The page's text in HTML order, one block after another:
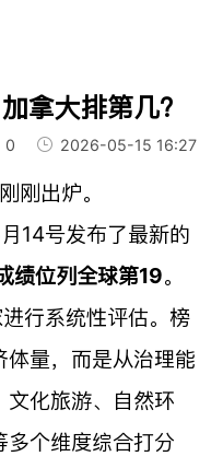
拿大排第几？
0 2026-05-15 16:27
刚出炉。
14号发布了最新的
绩位列全球第19。
行系统性评估。榜
量，而是从治理能
文化旅游、自然环
个维度综合打分